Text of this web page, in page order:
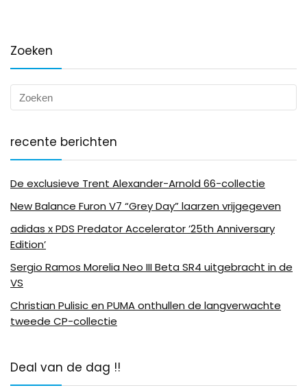
Zoeken
recente berichten
De exclusieve Trent Alexander-Arnold 66-collectie
New Balance Furon V7 “Grey Day” laarzen vrijgegeven
adidas x PDS Predator Accelerator ’25th Anniversary
Edition’
Sergio Ramos Morelia Neo III Beta SR4 uitgebracht in de
VS
Christian Pulisic en PUMA onthullen de langverwachte
tweede CP-collectie
Deal van de dag !!